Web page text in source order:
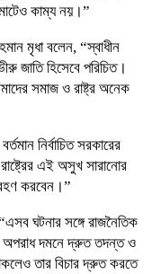
কাম্য নয়।”
মৃধা বলেন, “স্বাধীন
জাতি হিসেবে পরিচিত।
সমাজ ও রাষ্ট্র অনেক
নির্বাচিত সরকারের
এই অসুখ সারানোর
করবেন।”
ঘটনার সঙ্গে রাজনৈতিক
অপরাধ দমনে দ্রুত তদন্ত ও
তার বিচার দ্রুত করতে